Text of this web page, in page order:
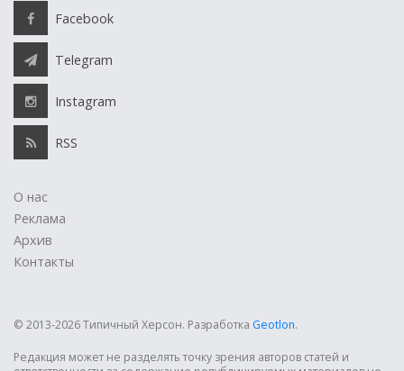
Facebook
Telegram
Instagram
RSS
О нас
Реклама
Архив
Контакты
© 2013-2026 Типичный Херсон. Разработка Geotlon.
Редакция может не разделять точку зрения авторов статей и